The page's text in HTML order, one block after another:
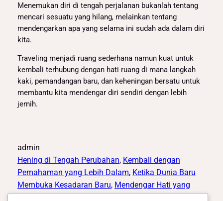
Menemukan diri di tengah perjalanan bukanlah tentang
mencari sesuatu yang hilang, melainkan tentang
mendengarkan apa yang selama ini sudah ada dalam diri
kita.
Traveling menjadi ruang sederhana namun kuat untuk
kembali terhubung dengan hati ruang di mana langkah
kaki, pemandangan baru, dan keheningan bersatu untuk
membantu kita mendengar diri sendiri dengan lebih
jernih.
admin
Hening di Tengah Perubahan, Kembali dengan
Pemahaman yang Lebih Dalam, Ketika Dunia Baru
Membuka Kesadaran Baru, Mendengar Hati yang